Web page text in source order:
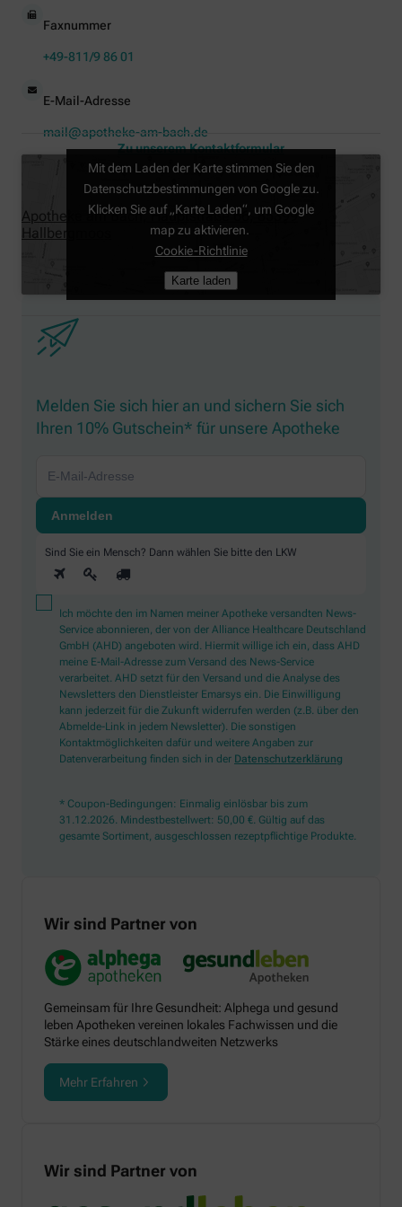
Faxnummer
+49-811/9 86 01
E-Mail-Adresse
mail@apotheke-am-bach.de
Zu unserem Kontaktformular
Apotheke am Bach, Hauptstraße 66, 85399
Hallbergmoos
Mit dem Laden der Karte stimmen Sie den
Datenschutzbestimmungen von Google zu.
Klicken Sie auf „Karte Laden“, um Google
map zu aktivieren.
Cookie-Richtlinie
Karte laden
Melden Sie sich hier an und sichern Sie sich
Ihren 10% Gutschein* für unsere Apotheke
Sind Sie ein Mensch? Dann wählen Sie bitte den LKW
Ich möchte den im Namen meiner Apotheke versandten News-
Service abonnieren, der von der Alliance Healthcare Deutschland
GmbH (AHD) angeboten wird. Hiermit willige ich ein, dass AHD
meine E-Mail-Adresse zum Versand des News-Service
verarbeitet. AHD setzt für den Versand und die Analyse des
Newsletters den Dienstleister Emarsys ein. Die Einwilligung
kann jederzeit für die Zukunft widerrufen werden (z.B. über den
Abmelde-Link in jedem Newsletter). Die sonstigen
Kontaktmöglichkeiten dafür und weitere Angaben zur
Datenverarbeitung finden sich in der Datenschutzerklärung
* Coupon-Bedingungen: Einmalig einlösbar bis zum
31.12.2026. Mindestbestellwert: 50,00 €. Gültig auf das
gesamte Sortiment, ausgeschlossen rezeptpflichtige Produkte.
Wir sind Partner von
Gemeinsam für Ihre Gesundheit: Alphega und gesund
leben Apotheken vereinen lokales Fachwissen und die
Stärke eines deutschlandweiten Netzwerks
Mehr Erfahren
Wir sind Partner von